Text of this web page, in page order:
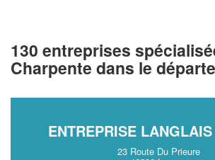
130 entreprises
Charpente dans le
ENTREPRISE
23 Route Du Prieure